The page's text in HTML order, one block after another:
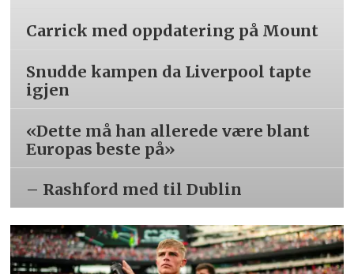
Carrick med oppdatering på Mount
Snudde kampen da Liverpool tapte
igjen
«Dette må han allerede være blant
Europas beste på»
– Rashford med til Dublin